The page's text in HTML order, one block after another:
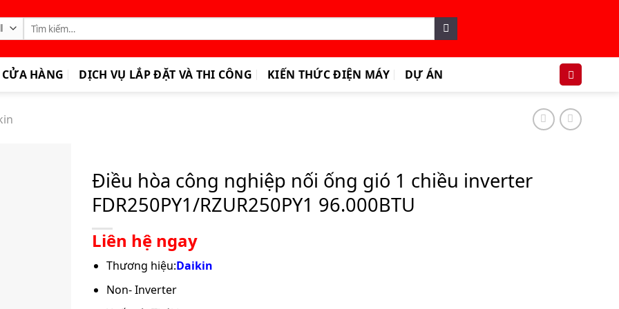
Tìm
kiếm:
CỬA HÀNG DỊCH VỤ LẮP ĐẶT VÀ THI CÔNG KIẾN THỨC ĐIỆN MÁY DỰ ÁN
Điều hòa công nghiệp nối ống gió 1 chiều inverter
FDR250PY1/RZUR250PY1 96.000BTU
Liên hệ ngay
Thương hiệu:Daikin
Non- Inverter